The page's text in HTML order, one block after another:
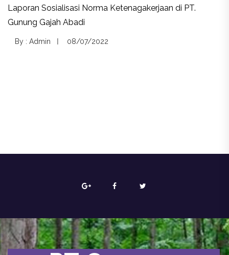
Laporan Sosialisasi Norma Ketenagakerjaan di PT.
Gunung Gajah Abadi
By : Admin 08/07/2022